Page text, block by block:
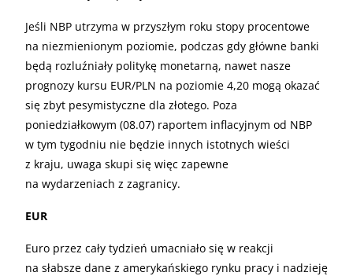
Jeśli NBP utrzyma w przyszłym roku stopy procentowe
na niezmienionym poziomie, podczas gdy główne banki
będą rozluźniały politykę monetarną, nawet nasze
prognozy kursu EUR/PLN na poziomie 4,20 mogą okazać
się zbyt pesymistyczne dla złotego. Poza
poniedziałkowym (08.07) raportem inflacyjnym od NBP
w tym tygodniu nie będzie innych istotnych wieści
z kraju, uwaga skupi się więc zapewne
na wydarzeniach z zagranicy.
EUR
Euro przez cały tydzień umacniało się w reakcji
na słabsze dane z amerykańskiego rynku pracy i nadzieję